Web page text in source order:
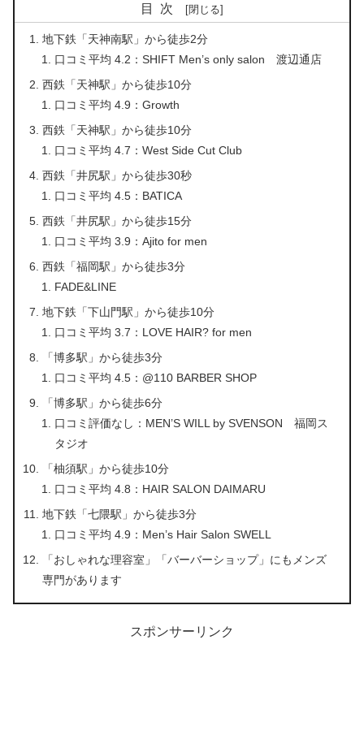
目次
地下鉄「天神南駅」から徒歩2分
口コミ平均 4.2：SHIFT Men’s only salon 渡辺通店
西鉄「天神駅」から徒歩10分
口コミ平均 4.9：Growth
西鉄「天神駅」から徒歩10分
口コミ平均 4.7：West Side Cut Club
西鉄「井尻駅」から徒歩30秒
口コミ平均 4.5：BATICA
西鉄「井尻駅」から徒歩15分
口コミ平均 3.9：Ajito for men
西鉄「福岡駅」から徒歩3分
FADE&LINE
地下鉄「下山門駅」から徒歩10分
口コミ平均 3.7：LOVE HAIR? for men
「博多駅」から徒歩3分
口コミ平均 4.5：@110 BARBER SHOP
「博多駅」から徒歩6分
口コミ評価なし：MEN’S WILL by SVENSON 福岡ス
タジオ
「柚須駅」から徒歩10分
口コミ平均 4.8：HAIR SALON DAIMARU
地下鉄「七隈駅」から徒歩3分
口コミ平均 4.9：Men’s Hair Salon SWELL
「おしゃれな理容室」「バーバーショップ」にもメンズ
専門があります
スポンサーリンク